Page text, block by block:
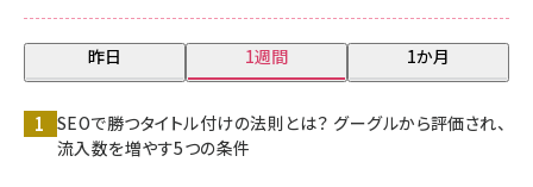
昨日 1週間 1か月
SEOで勝つタイトル付けの法則とは？ グーグルから評価され、
流入数を増やす5つの条件